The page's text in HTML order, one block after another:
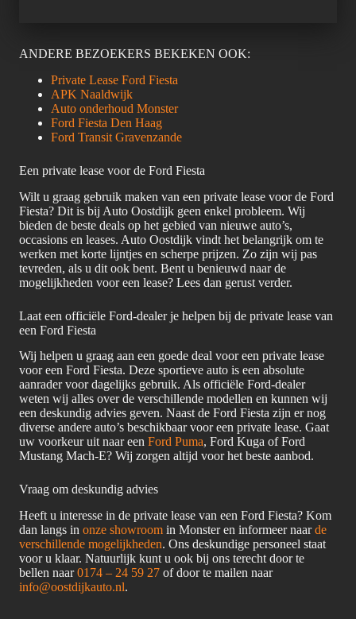
ANDERE BEZOEKERS BEKEKEN OOK:
Private Lease Ford Fiesta
APK Naaldwijk
Auto onderhoud Monster
Ford Fiesta Den Haag
Ford Transit Gravenzande
Een private lease voor de Ford Fiesta
Wilt u graag gebruik maken van een private lease voor de Ford
Fiesta? Dit is bij Auto Oostdijk geen enkel probleem. Wij
bieden de beste deals op het gebied van nieuwe auto’s,
occasions en leases. Auto Oostdijk vindt het belangrijk om te
werken met korte lijntjes en scherpe prijzen. Zo zijn wij pas
tevreden, als u dit ook bent. Bent u benieuwd naar de
mogelijkheden voor een lease? Lees dan gerust verder.
Laat een officiële Ford-dealer je helpen bij de private lease van
een Ford Fiesta
Wij helpen u graag aan een goede deal voor een private lease
voor een Ford Fiesta. Deze sportieve auto is een absolute
aanrader voor dagelijks gebruik. Als officiële Ford-dealer
weten wij alles over de verschillende modellen en kunnen wij
een deskundig advies geven. Naast de Ford Fiesta zijn er nog
diverse andere auto’s beschikbaar voor een private lease. Gaat
uw voorkeur uit naar een Ford Puma, Ford Kuga of Ford
Mustang Mach-E? Wij zorgen altijd voor het beste aanbod.
Vraag om deskundig advies
Heeft u interesse in de private lease van een Ford Fiesta? Kom
dan langs in onze showroom in Monster en informeer naarde
verschillende mogelijkheden. Ons deskundige personeel staat
voor u klaar. Natuurlijk kunt u ook bij ons terecht door te
bellen naar0174 – 24 59 27 of door te mailen naar
info@oostdijkauto.nl.